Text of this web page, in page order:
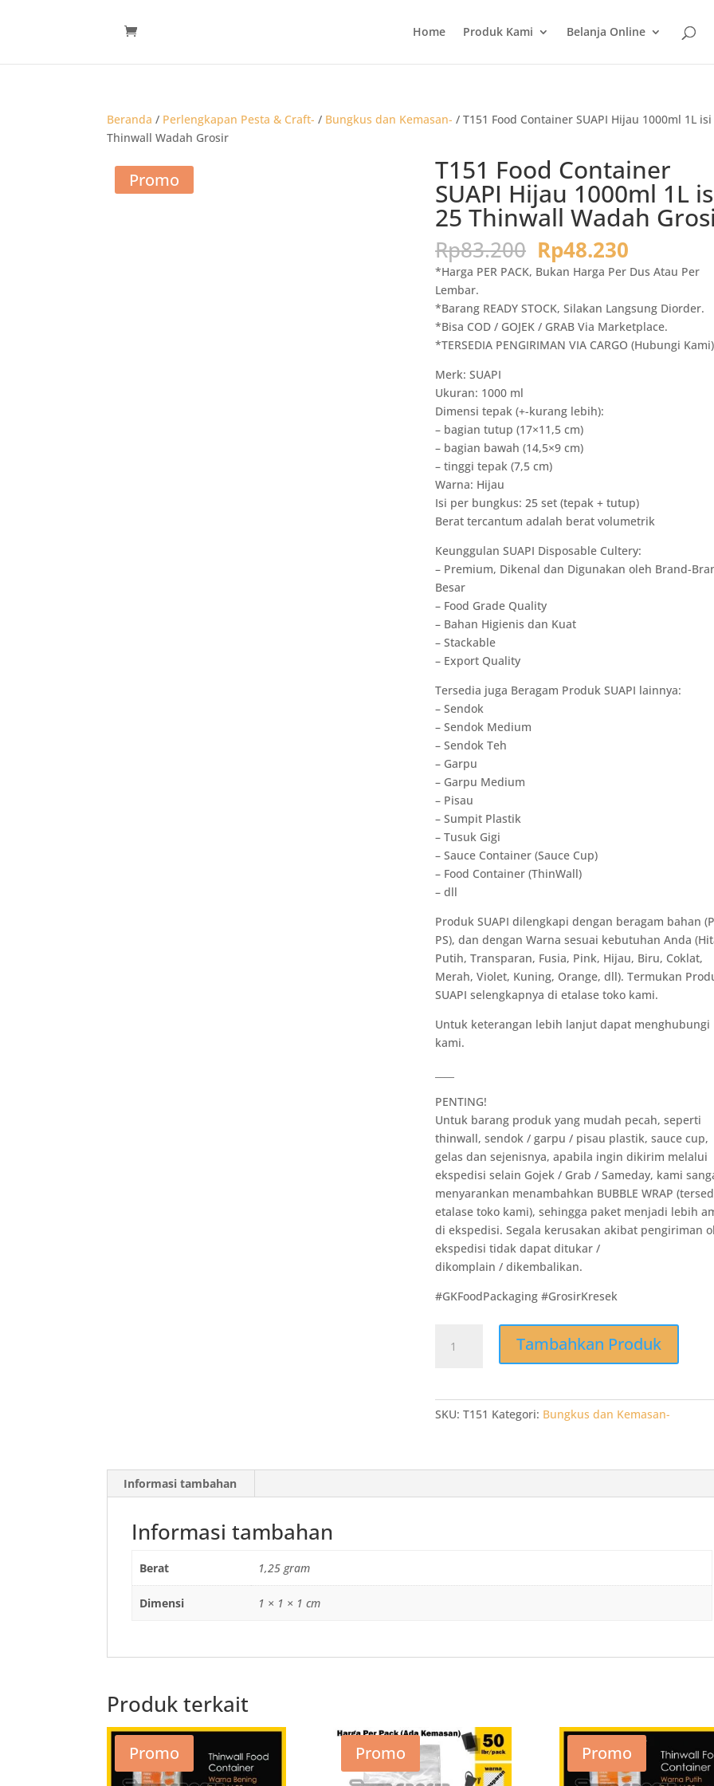
Home Produk Kami Belanja Online
Beranda / Perlengkapan Pesta & Craft- / Bungkus dan Kemasan- / T151 Food Container SUAPI Hijau 1000ml 1L
Thinwall Wadah Grosir
Promo T151 Food Container
SUAPI Hijau 1000ml 1L
25 Thinwall Wadah
Rp83.200 Harga
aslinya
adalah:
Rp83.200.
Rp48.230
saat
ini
adalah:
Rp48.230.
*Harga PER PACK, Bukan Harga Per Dus Atau Per
Lembar.
*Barang READY STOCK, Silakan Langsung Diorder.
*Bisa COD / GOJEK / GRAB Via Marketplace.
*TERSEDIA PENGIRIMAN VIA CARGO (Hubungi Kami)
Merk: SUAPI
Ukuran: 1000 ml
Dimensi tepak (+-kurang lebih):
– bagian tutup (17×11,5 cm)
– bagian bawah (14,5×9 cm)
– tinggi tepak (7,5 cm)
Warna: Hijau
Isi per bungkus: 25 set (tepak + tutup)
Berat tercantum adalah berat volumetrik
Keunggulan SUAPI Disposable Cultery:
– Premium, Dikenal dan Digunakan oleh Brand-
Besar
– Food Grade Quality
– Bahan Higienis dan Kuat
– Stackable
– Export Quality
Tersedia juga Beragam Produk SUAPI lainnya:
– Sendok
– Sendok Medium
– Sendok Teh
– Garpu
– Garpu Medium
– Pisau
– Sumpit Plastik
– Tusuk Gigi
– Sauce Container (Sauce Cup)
– Food Container (ThinWall)
– dll
Produk SUAPI dilengkapi dengan beragam bahan
PS), dan dengan Warna sesuai kebutuhan Anda
Putih, Transparan, Fusia, Pink, Hijau, Biru, Coklat,
Merah, Violet, Kuning, Orange, dll). Termukan
SUAPI selengkapnya di etalase toko kami.
Untuk keterangan lebih lanjut dapat menghubungi
kami.
PENTING!
Untuk barang produk yang mudah pecah, seperti
thinwall, sendok / garpu / pisau plastik, sauce cup,
gelas dan sejenisnya, apabila ingin dikirim melalui
ekspedisi selain Gojek / Grab / Sameday, kami
menyarankan menambahkan BUBBLE WRAP
etalase toko kami), sehingga paket menjadi lebih
di ekspedisi. Segala kerusakan akibat pengiriman
ekspedisi tidak dapat ditukar /
dikomplain / dikembalikan.
#GKFoodPackaging #GrosirKresek
T151
25
Tambahkan Produk
SKU:T151 Kategori: Bungkus dan Kemasan-
Informasi tambahan
Informasi tambahan
Berat 1,25 gram
Dimensi 1 × 1 × 1 cm
Produk terkait
Promo Promo Promo